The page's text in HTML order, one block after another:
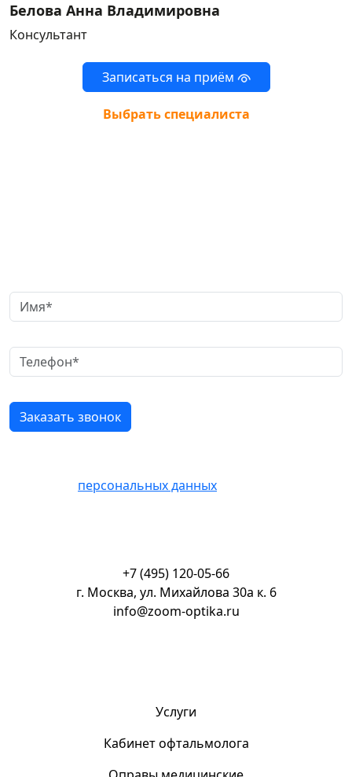
Белова Анна Владимировна
Консультант
Записаться на приём
Выбрать специалиста
персональных данных
+7 (495) 120-05-66
г. Москва, ул. Михайлова 30а к. 6
info@zoom-optika.ru
Услуги
Кабинет офтальмолога